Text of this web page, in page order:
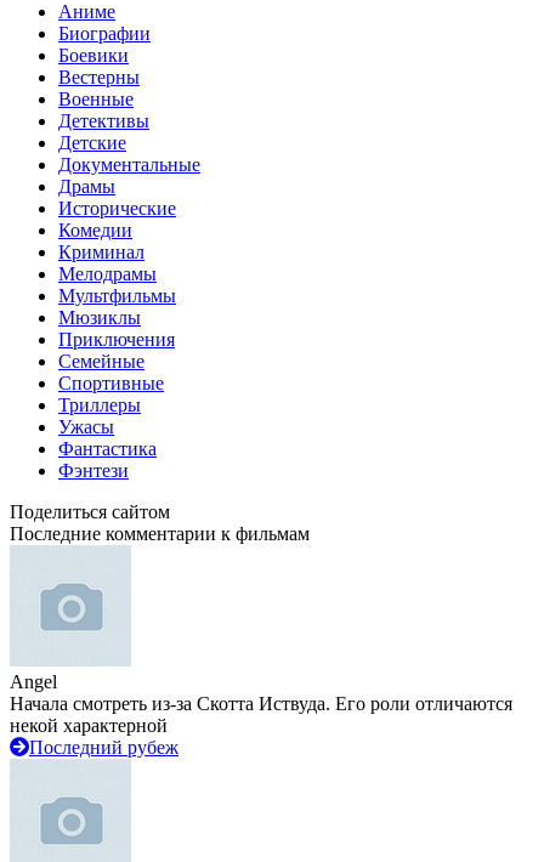
Аниме
Биографии
Боевики
Вестерны
Военные
Детективы
Детские
Документальные
Драмы
Исторические
Комедии
Криминал
Мелодрамы
Мультфильмы
Мюзиклы
Приключения
Семейные
Спортивные
Триллеры
Ужасы
Фантастика
Фэнтези
Поделиться сайтом
Последние комментарии к фильмам
Angel
Начала смотреть из-за Скотта Иствуда. Его роли отличаются
некой характерной
Последний рубеж